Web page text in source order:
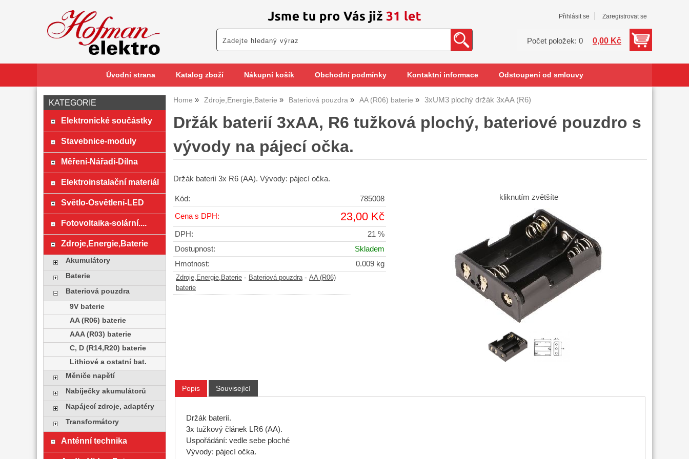
Přihlásit se Zaregistrovat se
Počet položek: 0 0,00 Kč
Úvodní strana Katalog zboží Nákupní košík Obchodní podmínky Kontaktní informace Odstoupení od smlouvy
Home Zdroje,Energie,Baterie Bateriová pouzdra AA (R06) baterie 3xUM3 plochý držák 3xAA (R6)
Držák baterií 3xAA, R6 tužková plochý, bateriové pouzdro s
vývody na pájecí očka.
Držák baterií 3x R6 (AA). Vývody: pájecí očka.
kliknutím zvětšíte
Kód: 785008
Cena s DPH: 23,00 Kč
DPH:
21 %
Dostupnost:
Skladem
Hmotnost:
0.009 kg
Zdroje,Energie,Baterie - Bateriová pouzdra- AA (R06)
baterie
Popis Související
Držák baterií.
3x tužkový článek LR6 (AA).
Uspořádání: vedle sebe ploché
Vývody: pájecí očka.
KATEGORIE
Elektronické součástky
Stavebnice-moduly
Měření-Nářadí-Dílna
Elektroinstalační materiál
Světlo-Osvětlení-LED
Fotovoltaika-solární....
Zdroje,Energie,Baterie
Akumulátory
Baterie
Bateriová pouzdra
9V baterie
AA (R06) baterie
AAA (R03) baterie
C, D (R14,R20) baterie
Lithiové a ostatní bat.
Měniče napětí
Nabíječky akumulátorů
Napájecí zdroje, adaptéry
Transformátory
Anténní technika